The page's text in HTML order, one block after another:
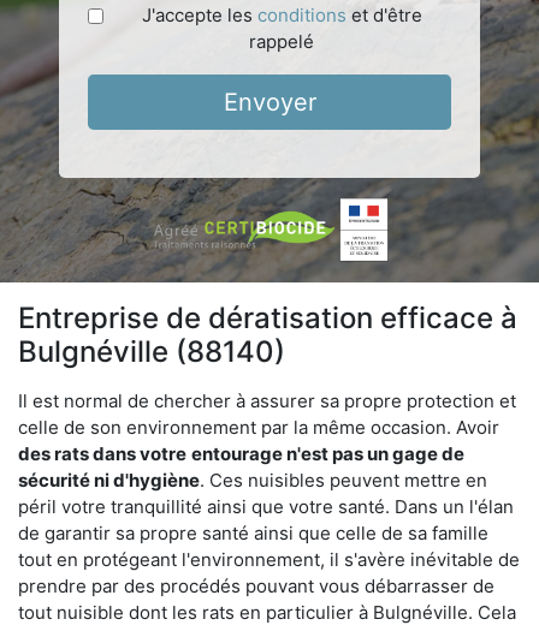
J'accepte les conditions et d'être
rappelé
Envoyer
Entreprise de dératisation efficace à
Bulgnéville (88140)
Il est normal de chercher à assurer sa propre protection et
celle de son environnement par la même occasion. Avoir
des rats dans votre entourage n'est pas un gage de
sécurité ni d'hygiène. Ces nuisibles peuvent mettre en
péril votre tranquillité ainsi que votre santé. Dans un l'élan
de garantir sa propre santé ainsi que celle de sa famille
tout en protégeant l'environnement, il s'avère inévitable de
prendre par des procédés pouvant vous débarrasser de
tout nuisible dont les rats en particulier à Bulgnéville. Cela